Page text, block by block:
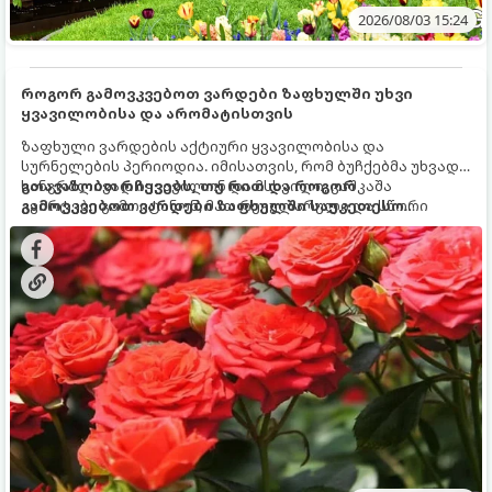
2026/08/03 15:24
როგორ გამოვკვებოთ ვარდები ზაფხულში უხვი
ყვავილობისა და არომატისთვის
ზაფხული ვარდების აქტიური ყვავილობისა და
სურნელების პერიოდია. იმისათვის, რომ ბუჩქებმა უხვად,
ხანგრძლივად იყვავილონ და მსხვილი, კაშკაშა
კვირტები გამოიტანონ, მათ რეგულარული და სწორი
გამოკვება სჭირდებათ. ზაფხულის პერიოდში მცენარის
მოთხოვნილებები იცვლება, ამიტომ მნიშვნელოვანია
ვიცოდეთ, რომელი სასუქები გამოიყენება ამ დროს.
გთავაზობთ რჩევებს, თუ რით და როგორ
გამოვკვებოთ ვარდები ზაფხულში საუკეთესო
შედეგის მისაღწევად: